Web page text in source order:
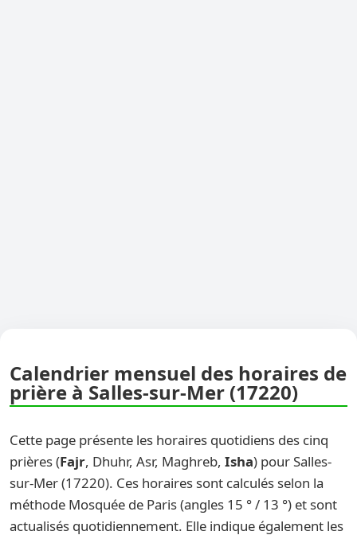
Calendrier mensuel des horaires de
prière à Salles-sur-Mer (17220)
Cette page présente les horaires quotidiens des cinq
prières (Fajr, Dhuhr, Asr, Maghreb, Isha) pour Salles-
sur-Mer (17220). Ces horaires sont calculés selon la
méthode Mosquée de Paris (angles 15 ° / 13 °) et sont
actualisés quotidiennement. Elle indique également les